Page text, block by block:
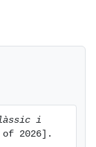
i
2026].